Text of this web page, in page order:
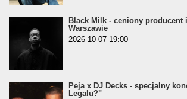
Black Milk - ceniony producent
Warszawie
2026-10-07 19:00
Peja x DJ Decks - specjalny
Legalu?"